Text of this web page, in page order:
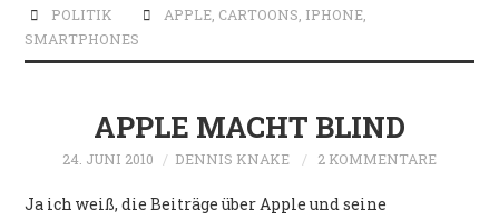
POLITIK
POLITIK APPLE, CARTOONS IPHONE,
SMARTPHONES
APPLE MACHT BLIND
24. JUNI 2010 DENNIS KNAKE 2 KOMMENTARE
Ja ich weiß, die Beiträge über Apple und seine